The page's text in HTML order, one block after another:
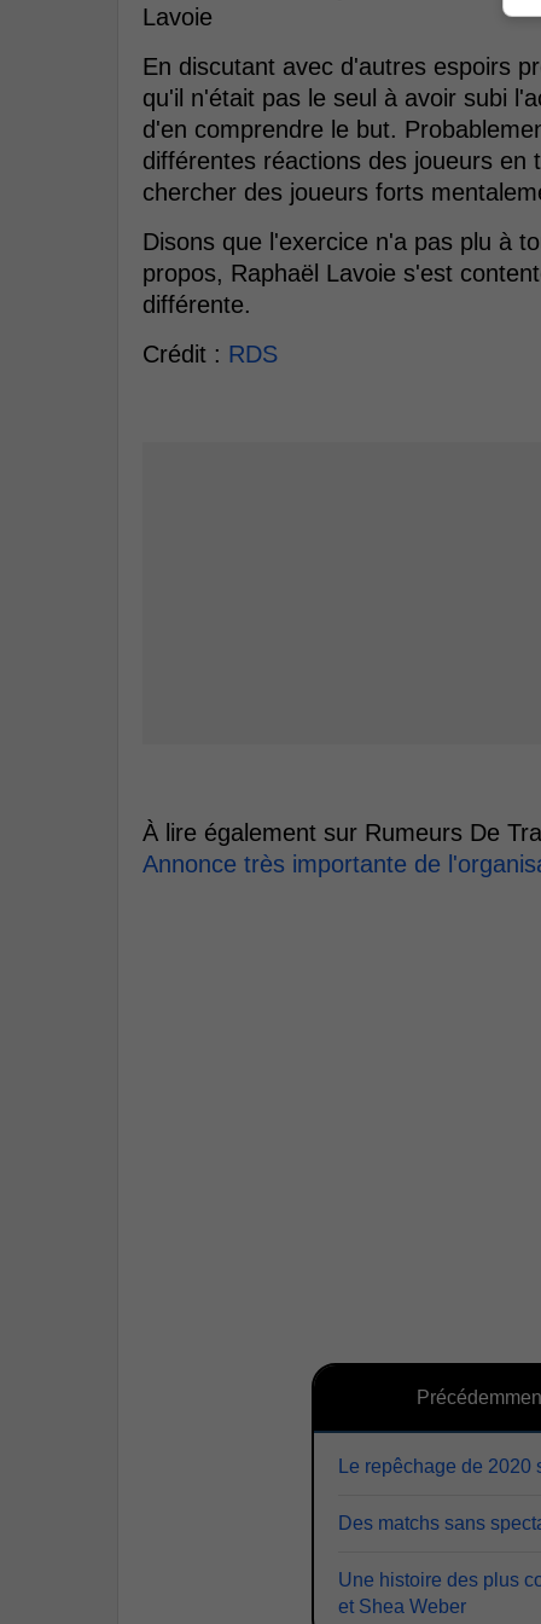
Lavoie
En discutant avec d'autres espoirs
qu'il n'était pas le seul à avoir subi
d'en comprendre le but.
différentes réactions des joueurs en
chercher des joueurs forts
Disons que l'exercice n'a pas plu à
propos, Raphaël Lavoie s'est
différente.
Crédit : RDS
À lire également sur Rumeurs De
Annonce très importante de
Le repêchage de 2020
Des matchs sans
Une histoire des plus
et Shea Weber